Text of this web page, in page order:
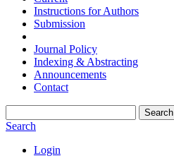
Instructions for Authors
Submission
Journal Policy
Indexing & Abstracting
Announcements
Contact
Search
Search
Login